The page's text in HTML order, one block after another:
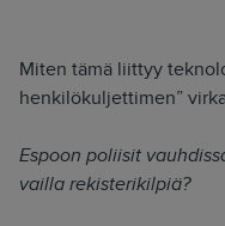
Miten tämä liittyy
henkilökuljettimen”
Espoon poliisit
vailla rekisterikilpiä?